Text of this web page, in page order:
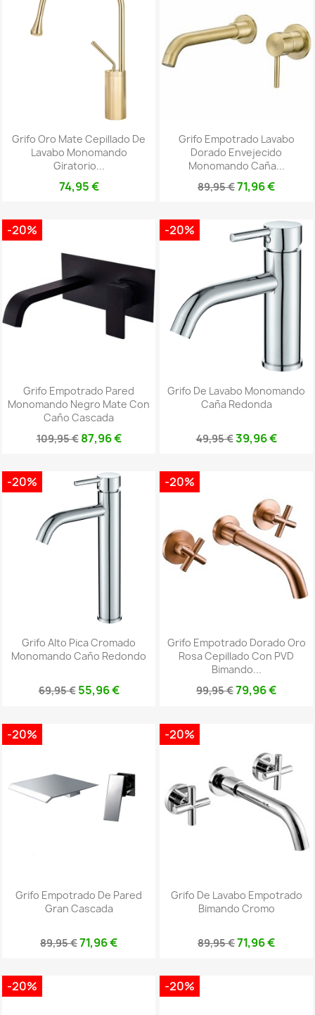
Grifo Oro Mate Cepillado De
Lavabo Monomando
Giratorio...
74,95 €
Grifo Empotrado Lavabo
Dorado Envejecido
Monomando Caña...
89,95 €71,96 €
Grifo Empotrado Pared
Monomando Negro Mate Con
Caño Cascada
109,95 € 87,96 €
-20%
Grifo De Lavabo Monomando
Caña Redonda
49,95 €39,96 €
-20%
Grifo Alto Pica Cromado
Monomando Caño Redondo
69,95 € 55,96 €
-20%
Grifo Empotrado Dorado Oro
Rosa Cepillado Con PVD
Bimando...
99,95 €79,96 €
-20%
Grifo Empotrado De Pared
Gran Cascada
89,95 €71,96 €
-20%
Grifo De Lavabo Empotrado
Bimando Cromo
89,95 €71,96 €
-20%
-20% -20%